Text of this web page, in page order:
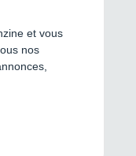
et vous
nos